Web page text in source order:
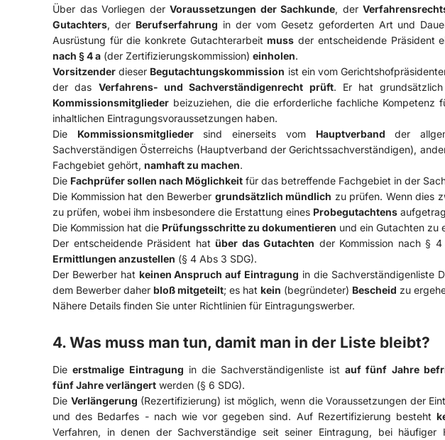
Über das Vorliegen der Voraussetzungen der Sachkunde, der
Gutachters, der Berufserfahrung in der vom Gesetz geforderten Art und
Ausrüstung für die konkrete Gutachterarbeitmuss der entscheidende Präsident
nach § 4 a (der Zertifizierungskommission) einholen.
Vorsitzender dieser Begutachtungskommission ist ein vom
der das Verfahrens- und Sachverständigenrecht prüft. Er hat grundsätzlich
Kommissionsmitglieder beizuziehen, die die erforderliche fachliche
inhaltlichen Eintragungsvoraussetzungen haben.
Die Kommissionsmitgliedersind einerseits vom Hauptverband der
Sachverständigen Österreichs (Hauptverband der Gerichtssachverständigen),
Fachgebiet gehört, namhaft zu machen.
Die Fachprüfer sollen nach Möglichkeit für das betreffende Fachgebiet in der
Die Kommission hat den Bewerber grundsätzlich mündlich zu prüfen. Wenn dies
zu prüfen, wobei ihm insbesondere die Erstattung eines Probegutachtens
Die Kommission hat die Prüfungsschritte zu dokumentieren und ein Gutachten zu
Der entscheidende Präsident hat über das Gutachten der Kommission nach §
Ermittlungen anzustellen (§ 4 Abs 3 SDG).
Der Bewerber hat keinen Anspruch auf Eintragung in die Sachverständigenliste
dem Bewerber daher bloß mitgeteilt; es hat kein (begründeter) Bescheid zu
Nähere Details finden Sie unter Richtlinien für Eintragungswerber.
4. Was muss man tun, damit man in der Liste bleibt?
Dieerstmalige Eintragung in die Sachverständigenliste istauf fünf Jahre
fünf Jahre verlängert werden (§ 6 SDG).
Die Verlängerung (Rezertifizierung) ist möglich, wenn die Voraussetzungen der
und des Bedarfes - nach wie vor gegeben sind. Auf Rezertifizierung besteht
Verfahren, in denen der Sachverständige seit seiner Eintragung, bei häufiger